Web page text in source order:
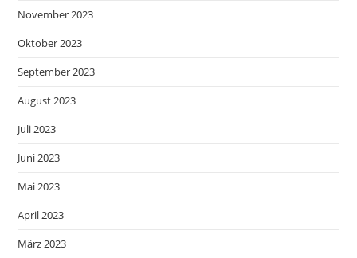
November 2023
Oktober 2023
September 2023
August 2023
Juli 2023
Juni 2023
Mai 2023
April 2023
März 2023